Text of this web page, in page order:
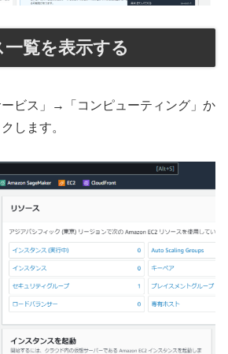
覧を表示する
ビス」→「コンピューティング」か
します。